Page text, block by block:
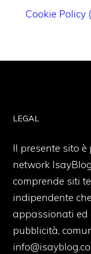
Cookie Policy
LEGAL
Il presente sito è
network
comprende siti
indipendente
appassionati ed
pubblicità,